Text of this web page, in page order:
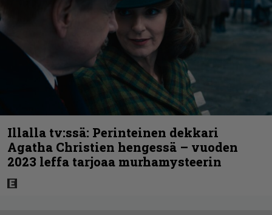
Illalla tv:ssä: Perinteinen dekkari
Agatha Christien hengessä – vuoden
2023 leffa tarjoaa murhamysteerin